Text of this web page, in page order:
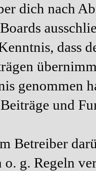
dich nach
dass
genommen
und
Betreiber
o. g. Regeln